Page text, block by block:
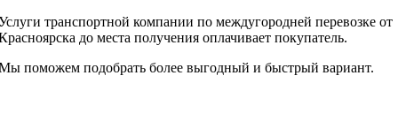
транспортной компании по междугородней перевозке от
до места получения оплачивает покупатель.
поможем подобрать более выгодный и быстрый вариант.